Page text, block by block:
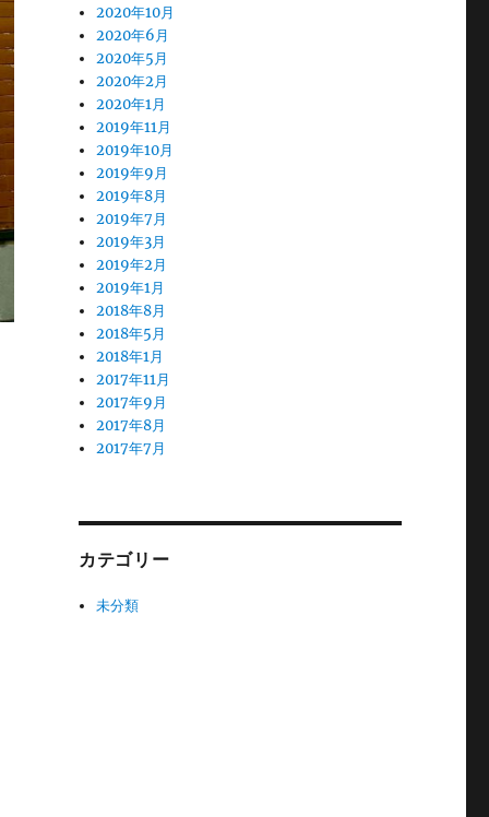
2020年10月
2020年6月
2020年5月
2020年2月
2020年1月
2019年11月
2019年10月
2019年9月
2019年8月
2019年7月
2019年3月
2019年2月
2019年1月
2018年8月
2018年5月
2018年1月
2017年11月
2017年9月
2017年8月
2017年7月
カテゴリー
未分類